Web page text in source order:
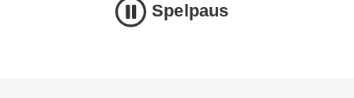
Spelpaus